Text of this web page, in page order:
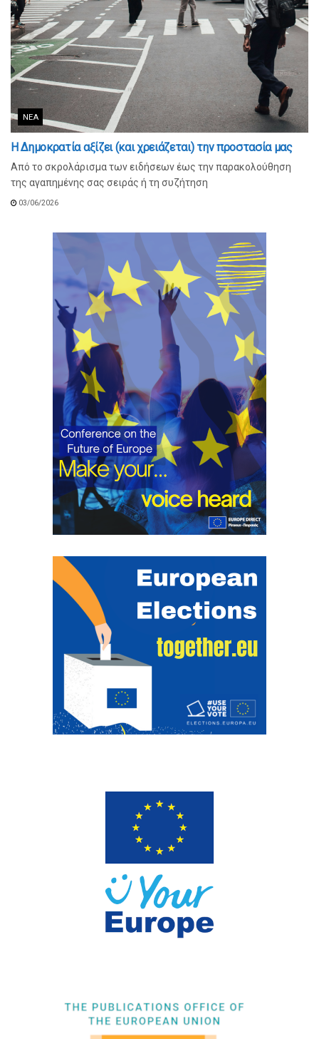
ΝΈΑ
Η Δημοκρατία αξίζει (και χρειάζεται) την προστασία μας
Από το σκρολάρισμα των ειδήσεων έως την παρακολούθηση
της αγαπημένης σας σειράς ή τη συζήτηση
03/06/2026